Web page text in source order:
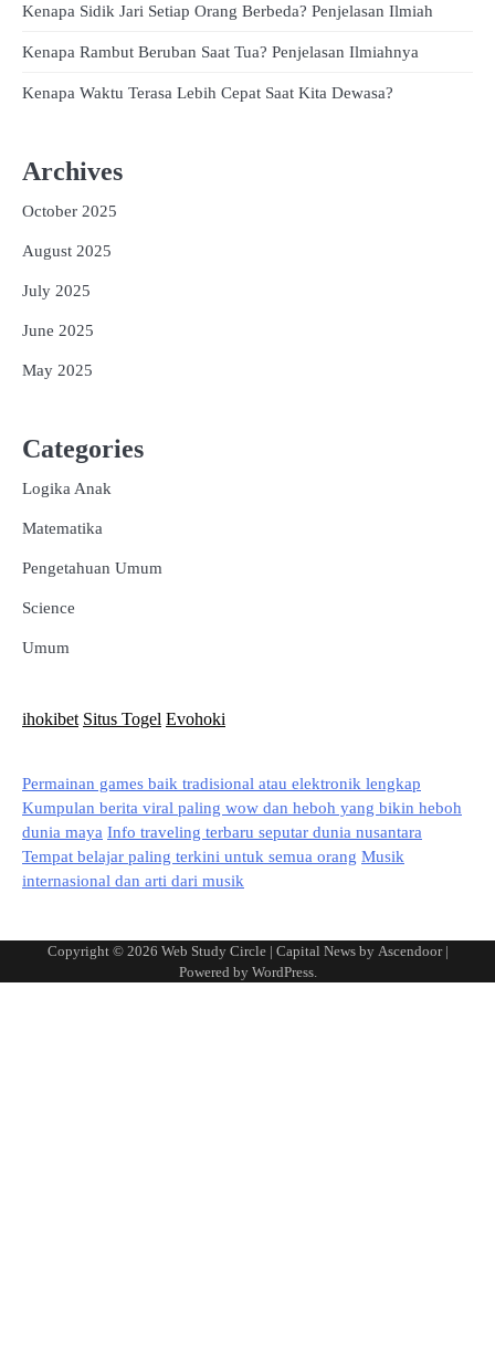
Kenapa Sidik Jari Setiap Orang Berbeda? Penjelasan Ilmiah
Kenapa Rambut Beruban Saat Tua? Penjelasan Ilmiahnya
Kenapa Waktu Terasa Lebih Cepat Saat Kita Dewasa?
Archives
October 2025
August 2025
July 2025
June 2025
May 2025
Categories
Logika Anak
Matematika
Pengetahuan Umum
Science
Umum
ihokibet Situs Togel Evohoki
Permainan games baik tradisional atau elektronik lengkap
Kumpulan berita viral paling wow dan heboh yang bikin heboh
dunia maya Info traveling terbaru seputar dunia nusantara
Tempat belajar paling terkini untuk semua orang Musik
internasional dan arti dari musik
Copyright © 2026 Web Study Circle| Capital News by Ascendoor|
Powered by WordPress.